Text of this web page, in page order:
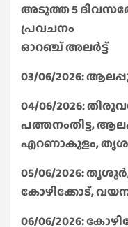
അടുത്ത 5
പ്രവചനം
ഓറഞ്ച് അലർട്ട്
03/06/2026:
04/06/2026:
പത്തനംതിട്ട,
എറണാകുളം,
05/06/2026:
കോഴിക്കോട്,
06/06/2026: